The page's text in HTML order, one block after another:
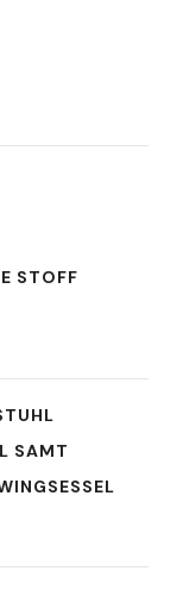
STOFF
SAMT